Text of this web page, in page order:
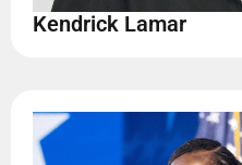
Kendrick Lamar